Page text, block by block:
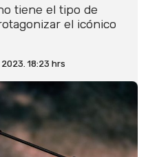
tiene el tipo de
el icónico
2023. 18:23 hrs